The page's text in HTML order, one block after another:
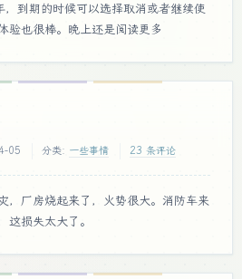
，到期的时候可以选择取消或者继续使
验也很棒。晚上还是阅读更多
05 分类: 一些事情 23 条评论
，厂房烧起来了，火势很大。消防车来
这损失太大了。